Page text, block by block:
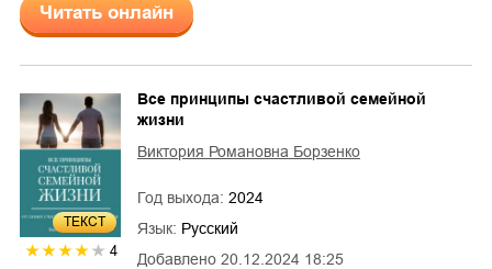
Читать онлайн
ТЕКСТ
4 Добавлено 20.12.2024 18:25
Все принципы счастливой семейной
жизни
Виктория Романовна Борзенко
Год выхода: 2024
Язык: Русский